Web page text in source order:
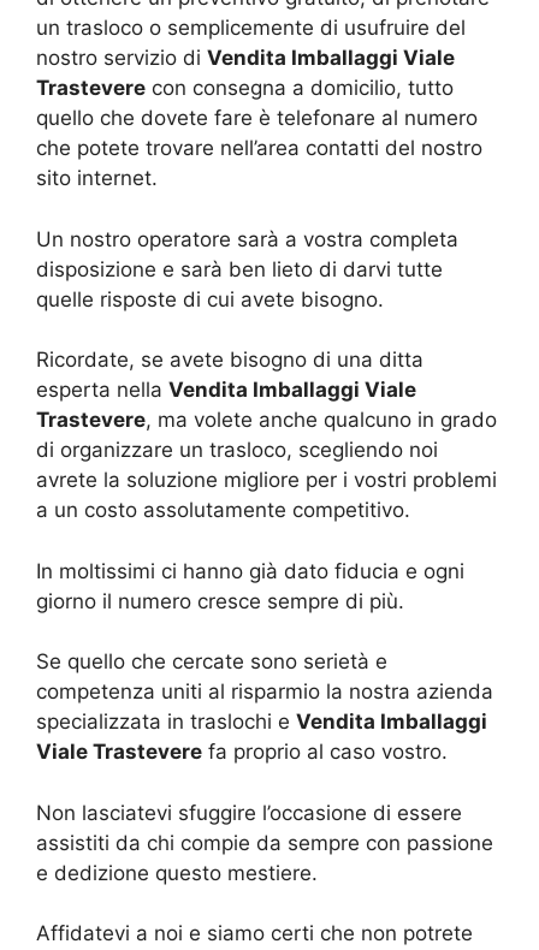
un trasloco o semplicemente di usufruire del
nostro servizio di Vendita Imballaggi Viale
Trastevere con consegna a domicilio, tutto
quello che dovete fare è telefonare al numero
che potete trovare nell’area contatti del nostro
sito internet.
Un nostro operatore sarà a vostra completa
disposizione e sarà ben lieto di darvi tutte
quelle risposte di cui avete bisogno.
Ricordate, se avete bisogno di una ditta
esperta nella Vendita Imballaggi Viale
Trastevere, ma volete anche qualcuno in grado
di organizzare un trasloco, scegliendo noi
avrete la soluzione migliore per i vostri problemi
a un costo assolutamente competitivo.
In moltissimi ci hanno già dato fiducia e ogni
giorno il numero cresce sempre di più.
Se quello che cercate sono serietà e
competenza uniti al risparmio la nostra azienda
specializzata in traslochi e Vendita Imballaggi
Viale Trastevere fa proprio al caso vostro.
Non lasciatevi sfuggire l’occasione di essere
assistiti da chi compie da sempre con passione
e dedizione questo mestiere.
Affidatevi a noi e siamo certi che non potrete